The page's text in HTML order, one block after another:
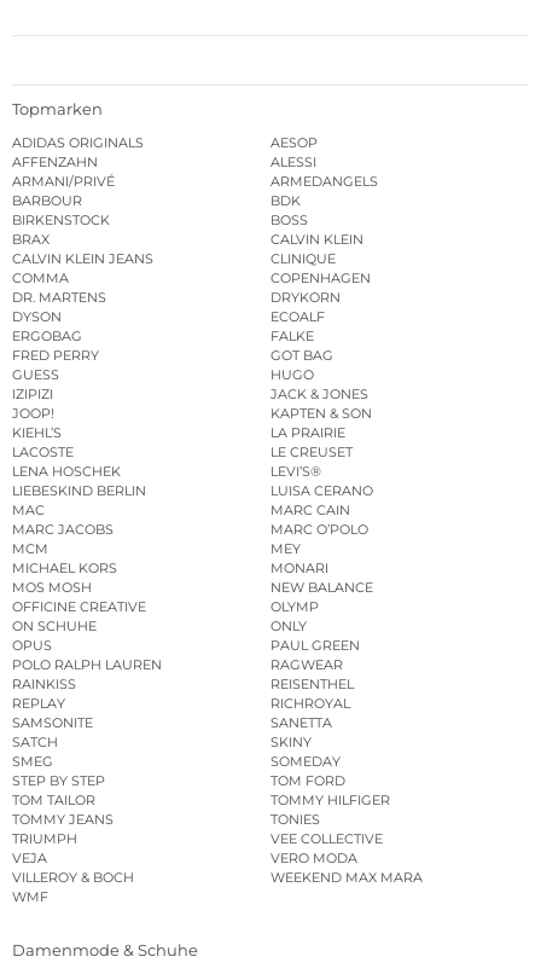
Topmarken
ADIDAS ORIGINALS
AESOP
AFFENZAHN
ALESSI
ARMANI/PRIVÉ
ARMEDANGELS
BARBOUR
BDK
BIRKENSTOCK
BOSS
BRAX
CALVIN KLEIN
CALVIN KLEIN JEANS
CLINIQUE
COMMA
COPENHAGEN
DR. MARTENS
DRYKORN
DYSON
ECOALF
ERGOBAG
FALKE
FRED PERRY
GOT BAG
GUESS
HUGO
IZIPIZI
JACK & JONES
JOOP!
KAPTEN & SON
KIEHL’S
LA PRAIRIE
LACOSTE
LE CREUSET
LENA HOSCHEK
LEVI’S®
LIEBESKIND BERLIN
LUISA CERANO
MAC
MARC CAIN
MARC JACOBS
MARC O’POLO
MCM
MEY
MICHAEL KORS
MONARI
MOS MOSH
NEW BALANCE
OFFICINE CREATIVE
OLYMP
ON SCHUHE
ONLY
OPUS
PAUL GREEN
POLO RALPH LAUREN
RAGWEAR
RAINKISS
REISENTHEL
REPLAY
RICHROYAL
SAMSONITE
SANETTA
SATCH
SKINY
SMEG
SOMEDAY
STEP BY STEP
TOM FORD
TOM TAILOR
TOMMY HILFIGER
TOMMY JEANS
TONIES
TRIUMPH
VEE COLLECTIVE
VEJA
VERO MODA
VILLEROY & BOCH
WEEKEND MAX MARA
WMF
Damenmode & Schuhe